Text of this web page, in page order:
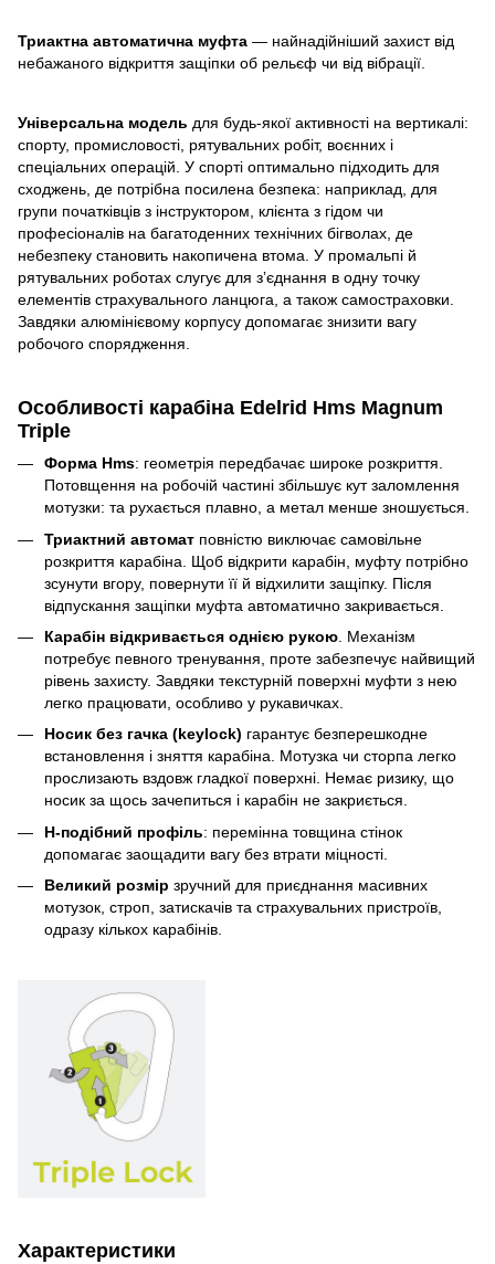
Триактна автоматична муфта — найнадійніший захист від
небажаного відкриття защіпки об рельєф чи від вібрації.
Універсальна модель для будь-якої активності на вертикалі:
спорту, промисловості, рятувальних робіт, воєнних і
спеціальних операцій. У спорті оптимально підходить для
сходжень, де потрібна посилена безпека: наприклад, для
групи початківців з інструктором, клієнта з гідом чи
професіоналів на багатоденних технічних бігволах, де
небезпеку становить накопичена втома. У промальпі й
рятувальних роботах слугує для зʼєднання в одну точку
елементів страхувального ланцюга, а також самостраховки.
Завдяки алюмінієвому корпусу допомагає знизити вагу
робочого спорядження.
Особливості карабіна Edelrid Hms Magnum
Triple
Форма Hms: геометрія передбачає широке розкриття.
Потовщення на робочій частині збільшує кут заломлення
мотузки: та рухається плавно, а метал менше зношується.
Триактний автомат повністю виключає самовільне
розкриття карабіна. Щоб відкрити карабін, муфту потрібно
зсунути вгору, повернути її й відхилити защіпку. Після
відпускання защіпки муфта автоматично закривається.
Карабін відкривається однією рукою . Механізм
потребує певного тренування, проте забезпечує найвищий
рівень захисту. Завдяки текстурній поверхні муфти з нею
легко працювати, особливо у рукавичках.
Носик без гачка (keylock) гарантує безперешкодне
встановлення і зняття карабіна. Мотузка чи сторпа легко
прослизають вздовж гладкої поверхні. Немає ризику, що
носик за щось зачепиться і карабін не закриється.
H-подібний профіль: перемінна товщина стінок
допомагає заощадити вагу без втрати міцності.
Великий розмір зручний для приєднання масивних
мотузок, строп, затискачів та страхувальних пристроїв,
одразу кількох карабінів.
Характеристики